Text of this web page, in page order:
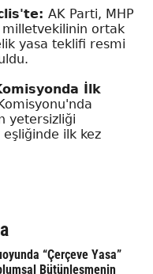
AK Parti, MHP
milletvekilinin ortak
yasa teklifi resmi
İlk
yetersizliği
ilk kez
“Çerçeve Yasa”
Bütünleşmenin